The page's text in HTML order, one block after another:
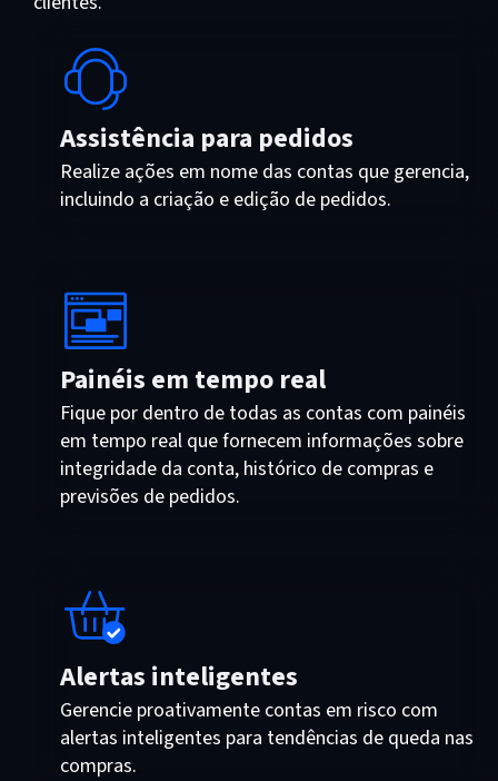
Assistência para pedidos
Realize ações em nome das contas que gerencia,
incluindo a criação e edição de pedidos.
Painéis em tempo real
Fique por dentro de todas as contas com painéis
em tempo real que fornecem informações sobre
integridade da conta, histórico de compras e
previsões de pedidos.
Alertas inteligentes
Gerencie proativamente contas em risco com
alertas inteligentes para tendências de queda nas
compras.